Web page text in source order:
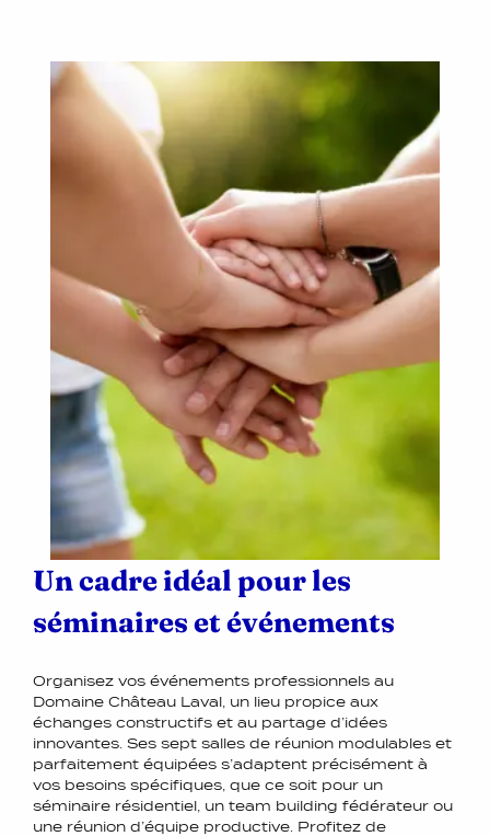
Un cadre idéal pour les
séminaires et événements
Organisez vos événements professionnels au
Domaine Château Laval, un lieu propice aux
échanges constructifs et au partage d’idées
innovantes. Ses sept salles de réunion modulables et
parfaitement équipées s’adaptent précisément à
vos besoins spécifiques, que ce soit pour un
séminaire résidentiel, un team building fédérateur ou
une réunion d’équipe productive. Profitez de